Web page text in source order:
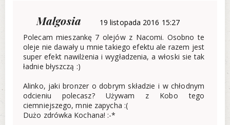
Malgosia
19 listopada 2016 15:27
Polecam mieszankę 7 olejów z Nacomi. Osobno te
oleje nie dawały u mnie takiego efektu ale razem jest
super efekt nawilżenia i wygładzenia, a włoski sie tak
ładnie błyszczą :)
Alinko, jaki bronzer o dobrym składzie i w chłodnym
odcieniu polecasz? Używam z Kobo tego
ciemniejszego, mnie zapycha :(
Dużo zdrówka Kochana! :-*